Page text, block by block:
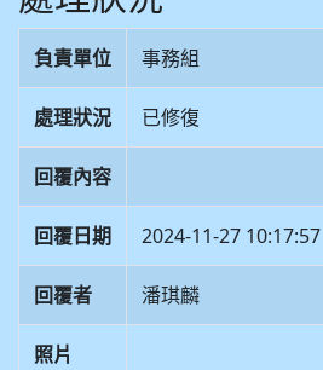
負責單位 事務組
處理狀況 已修復
回覆內容
回覆日期 2024-11-27 10:17:57
回覆者 潘琪麟
照片